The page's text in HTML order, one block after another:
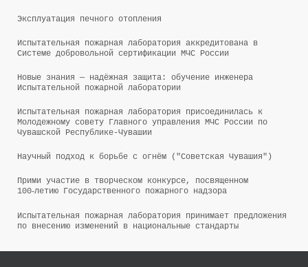
Эксплуатация печного отопления
Испытательная пожарная лаборатория аккредитована в
Системе добровольной сертификации МЧС России
Новые знания — надёжная защита: обучение инженера
Испытательной пожарной лаборатории
Испытательная пожарная лаборатория присоединилась к
Молодежному совету Главного управления МЧС России по
Чувашской Республике-Чувашии
Научный подход к борьбе с огнём ("Советская Чувашия")
Прими участие в творческом конкурсе, посвященном
100‑летию Государственного пожарного надзора
Испытательная пожарная лаборатория принимает предложения
по внесению изменений в национальные стандарты